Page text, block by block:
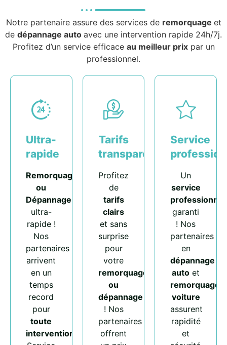
Notre partenaire assure des services de remorquage et
de dépannage auto avec une intervention rapide 24h/7j.
Profitez d’un service efficace au meilleur prixpar un
professionnel.
Ultra-
rapide
Remorquage
ou
Dépannage
ultra-
rapide !
Nos
partenaires
arrivent
en un
temps
record
pour
toute
intervention
Tarifs
transparents
Profitez
de
tarifs
clairs
et sans
surprise
pour
votre
remorquage
ou
dépannage
! Nos
partenaires
offrent
Service
Un
service
professionnel
garanti
! Nos
partenaires
en
dépannage
auto et
remorquage
voiture
assurent
rapidité
et